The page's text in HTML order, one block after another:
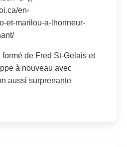
en-
et-marilou-a-lhonneur-
formé de Fred St-Gelais et
à nouveau avec
aussi surprenante